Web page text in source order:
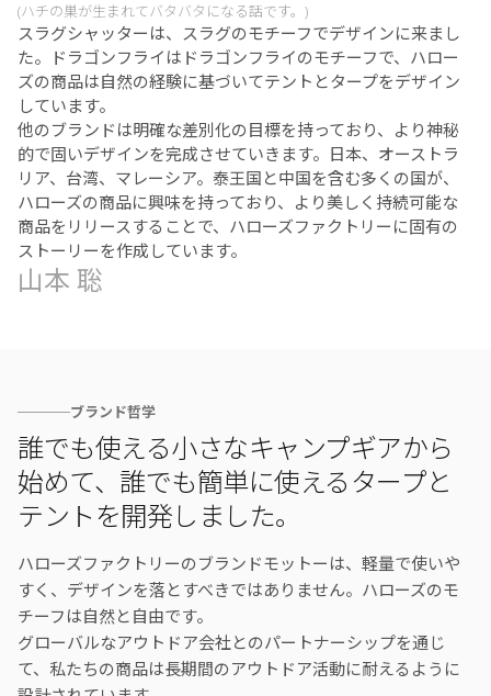
(ハチの巣が生まれてバタバタになる話です。)
スラグシャッターは、スラグのモチーフでデザインに来まし
た。ドラゴンフライはドラゴンフライのモチーフで、ハロー
ズの商品は自然の経験に基づいてテントとタープをデザイン
しています。
他のブランドは明確な差別化の目標を持っており、より神秘
的で固いデザインを完成させていきます。日本、オーストラ
リア、台湾、マレーシア。泰王国と中国を含む多くの国が、
ハローズの商品に興味を持っており、より美しく持続可能な
商品をリリースすることで、ハローズファクトリーに固有の
ストーリーを作成しています。
山本 聡
ブランド哲学
誰でも使える小さなキャンプギアから
始めて、誰でも簡単に使えるタープと
テントを開発しました。
ハローズファクトリーのブランドモットーは、軽量で使いや
すく、デザインを落とすべきではありません。ハローズのモ
チーフは自然と自由です。
グローバルなアウトドア会社とのパートナーシップを通じ
て、私たちの商品は長期間のアウトドア活動に耐えるように